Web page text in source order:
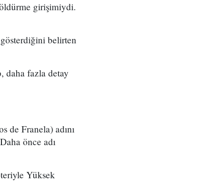
öldürme girişimiydi.
gösterdiğini belirten
daha fazla detay
de Franela) adını
önce adı
Yüksek